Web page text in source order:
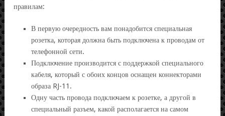
правилам:
В первую очередность вам понадобится специальная
розетка, которая должна быть подключена к проводам от
телефонной сети.
Подключение производится с поддержкой специального
кабеля, который с обоих концов оснащен коннекторами
образа RJ-11.
Одну часть провода подключаем к розетке, а другой в
специальный разъем, какой располагается на самом